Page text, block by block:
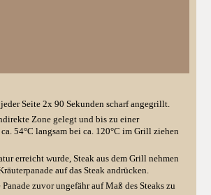
Seite 2x 90 Sekunden scharf angegrillt.
Zone gelegt und bis zu einer
54°C langsam bei ca. 120°C im Grill ziehen
erreicht wurde, Steak aus dem Grill nehmen
auf das Steak andrücken.
zuvor ungefähr auf Maß des Steaks zu